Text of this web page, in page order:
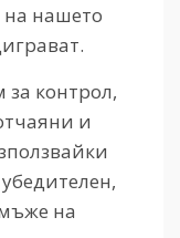
нашето
контрол,
и
на